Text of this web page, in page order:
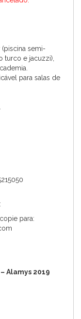
semi-
turco e jacuzzi),
para salas de
para:
Alamys 2019